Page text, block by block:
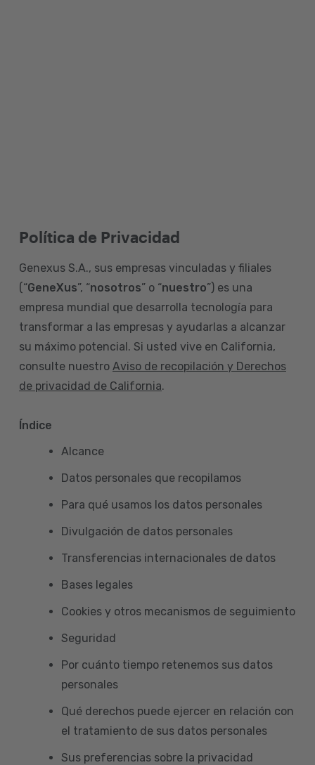
Política de Privacidad
Genexus S.A., sus empresas vinculadas y filiales
(“GeneXus”, “nosotros” o “nuestro”) es una
empresa mundial que desarrolla tecnología para
transformar a las empresas y ayudarlas a alcanzar
su máximo potencial. Si usted vive en California,
consulte nuestro Aviso de recopilación y Derechos
de privacidad de California.
Índice
Alcance
Datos personales que recopilamos
Para qué usamos los datos personales
Divulgación de datos personales
Transferencias internacionales de datos
Bases legales
Cookies y otros mecanismos de seguimiento
Seguridad
Por cuánto tiempo retenemos sus datos
personales
Qué derechos puede ejercer en relación con
el tratamiento de sus datos personales
Sus preferencias sobre la privacidad